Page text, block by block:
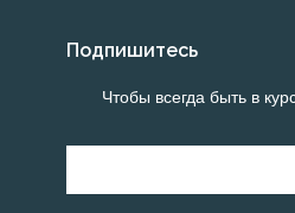
Подпишитесь
Чтобы всегда быть в